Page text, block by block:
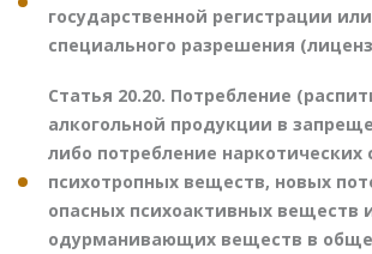
государственной регистрации
специального разрешения
Статья 20.20. Потребление
алкогольной продукции в
либо потребление наркотических
психотропных веществ, новых
опасных психоактивных веществ
одурманивающих веществ в